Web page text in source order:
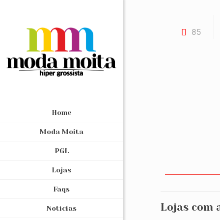
Home
Moda Moita
PGL
Lojas
Faqs
Notícias
85
Lojas com